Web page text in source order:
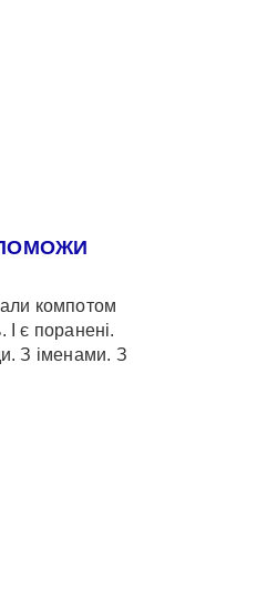
компотом
є поранені.
З іменами. З